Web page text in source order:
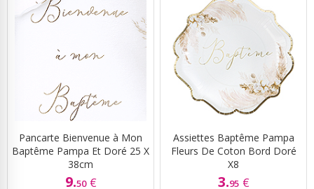
Pancarte Bienvenue à Mon
Baptême Pampa Et Doré 25 X
38cm
9.50 €
Assiettes Baptême Pampa
Fleurs De Coton Bord Doré
X8
3.95 €